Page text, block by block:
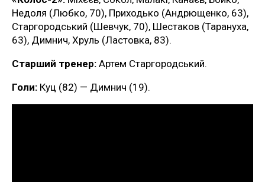
Недоля (Любко, 70), Приходько (Андрющенко, 63),
Старгородський (Шевчук, 70), Шестаков (Тарануха,
63), Димнич, Хруль (Ластовка, 83).
Старший тренер: Артем Старгородський.
Голи: Куц (82) — Димнич (19).